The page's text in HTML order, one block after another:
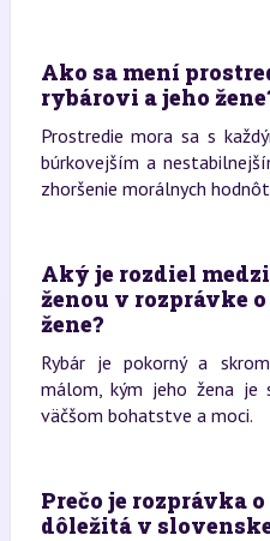
Ako sa mení
rybárovi a jeho
Prostredie mora sa s
búrkovejším a
zhoršenie morálnych
Aký je rozdiel
ženou v rozprávke
žene?
Rybár je pokorný a
málom, kým jeho žena je
väčšom bohatstve a moci.
Prečo je rozprávka
dôležitá v